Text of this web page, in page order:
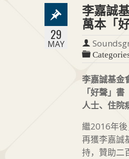
29
MAY
李嘉誠
萬本「
李嘉誠基金
「好聲」
人士、住院
繼2016年
再獲李嘉誠
持，贊助二